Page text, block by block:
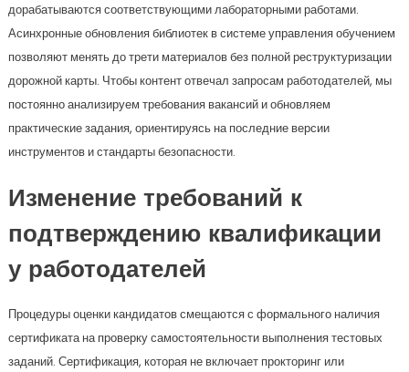
дорабатываются соответствующими лабораторными работами.
Асинхронные обновления библиотек в системе управления обучением
позволяют менять до трети материалов без полной реструктуризации
дорожной карты. Чтобы контент отвечал запросам работодателей, мы
постоянно анализируем требования вакансий и обновляем
практические задания, ориентируясь на последние версии
инструментов и стандарты безопасности.
Изменение требований к
подтверждению квалификации
у работодателей
Процедуры оценки кандидатов смещаются с формального наличия
сертификата на проверку самостоятельности выполнения тестовых
заданий. Сертификация, которая не включает прокторинг или